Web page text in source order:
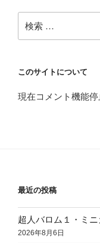
検
索:
このサイトについて
現在コメント機能停
最近の投稿
超人バロム１・ミ
2026年8月6日